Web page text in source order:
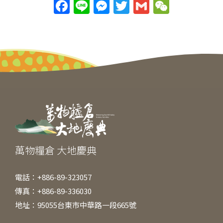
F
a
e
b
o
k
Li
n
M
e
n
T
w
er
G
m
l h
萬物糧倉 大地慶典
電話：+886-89-323057
傳真：+886-89-336030
地址：95055台東市中華路一段665號